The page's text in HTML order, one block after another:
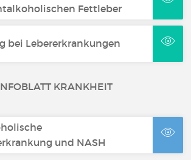
Fettleber
bei Lebererkrankungen
KRANKHEIT
und NASH